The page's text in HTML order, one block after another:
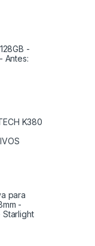
-
Antes:
K380
para
-
Starlight